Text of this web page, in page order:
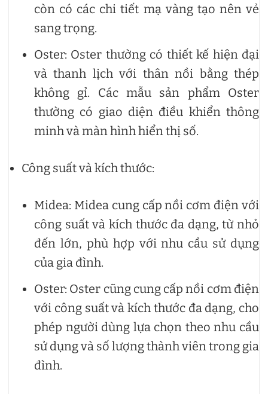
còn có các chi tiết mạ vàng tạo nên vẻ
sang trọng.
Oster: Oster thường có thiết kế hiện đại
và thanh lịch với thân nồi bằng thép
không gỉ. Các mẫu sản phẩm Oster
thường có giao diện điều khiển thông
minh và màn hình hiển thị số.
Công suất và kích thước:
Midea: Midea cung cấp nồi cơm điện với
công suất và kích thước đa dạng, từ nhỏ
đến lớn, phù hợp với nhu cầu sử dụng
của gia đình.
Oster: Oster cũng cung cấp nồi cơm điện
với công suất và kích thước đa dạng, cho
phép người dùng lựa chọn theo nhu cầu
sử dụng và số lượng thành viên trong gia
đình.